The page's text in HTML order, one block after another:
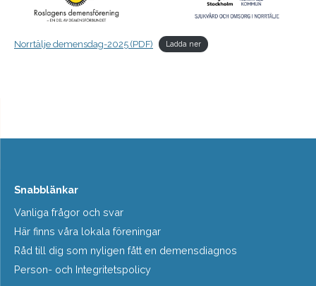
Norrtälje demensdag-2025 (PDF) Ladda ner
Snabblänkar
Vanliga frågor och svar
Här finns våra lokala föreningar
Råd till dig som nyligen fått en demensdiagnos
Person- och Integritetspolicy